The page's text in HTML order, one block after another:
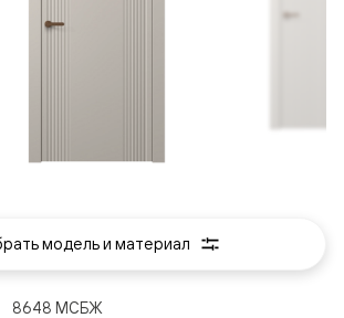
8648 МСБЖ
модель и материал